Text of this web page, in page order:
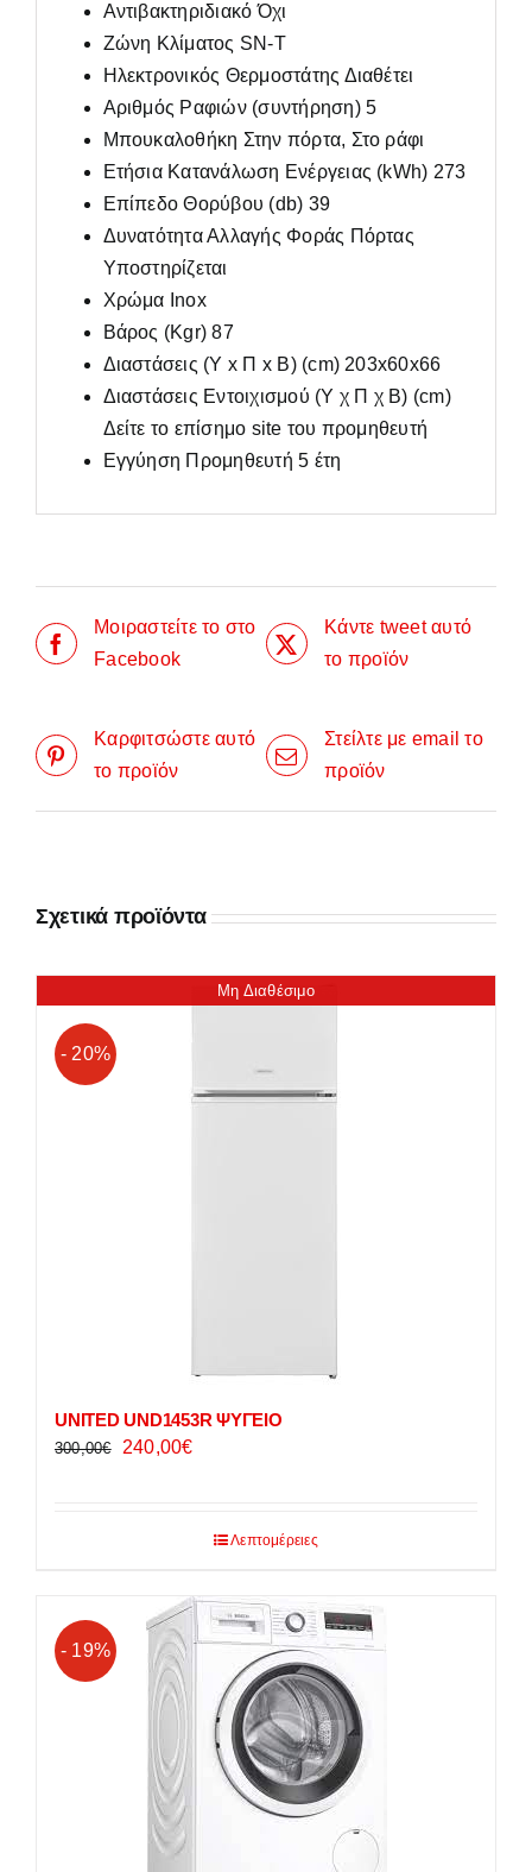
Αντιβακτηριδιακό Όχι
Ζώνη Κλίματος SN-T
Ηλεκτρονικός Θερμοστάτης Διαθέτει
Αριθμός Ραφιών (συντήρηση) 5
Μπουκαλοθήκη Στην πόρτα, Στο ράφι
Ετήσια Κατανάλωση Ενέργειας (kWh) 273
Επίπεδο Θορύβου (db) 39
Δυνατότητα Αλλαγής Φοράς Πόρτας
Υποστηρίζεται
Χρώμα Inox
Βάρος (Kgr) 87
Διαστάσεις (Υ x Π x Β) (cm) 203x60x66
Διαστάσεις Εντοιχισμού (Υ χ Π χ Β) (cm)
Δείτε το επίσημο site του προμηθευτή
Εγγύηση Προμηθευτή 5 έτη
Μοιραστείτε το στο
Facebook
Κάντε tweet αυτό
το προϊόν
Καρφιτσώστε αυτό
το προϊόν
Στείλτε με email το
προϊόν
Σχετικά προϊόντα
Μη Διαθέσιμο
- 20%
UNITED UND1453R ΨΥΓΕΙΟ
300,00€
Original
240,00€Η
είναι:Λεπτομέρειες
- 19%